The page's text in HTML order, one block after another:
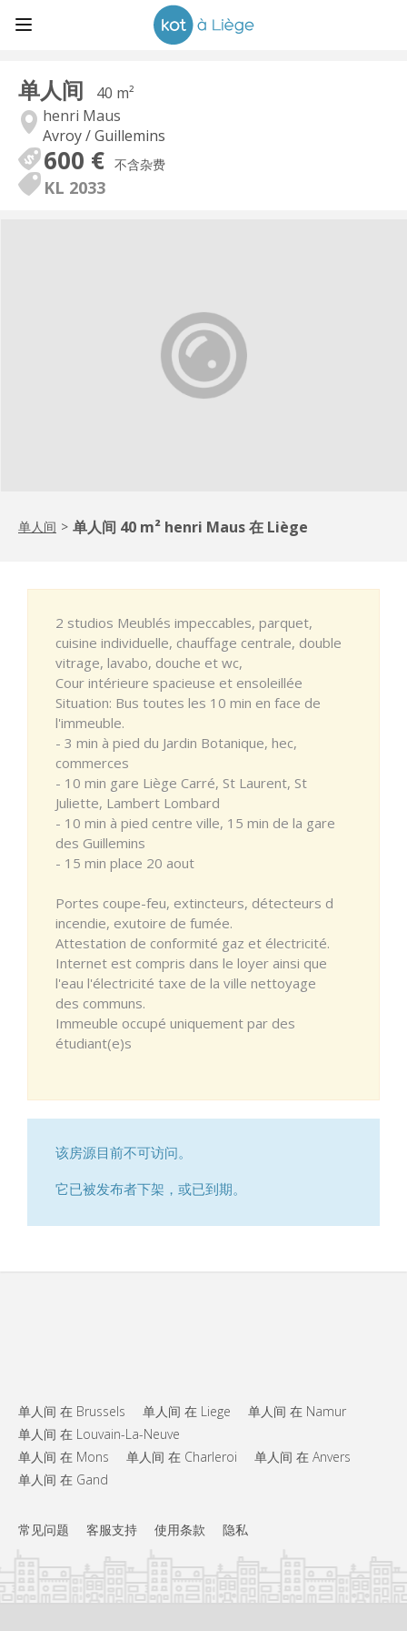
单人间
40 m²
henri Maus
Avroy / Guillemins
600 € 不含杂费
KL 2033
单人间 > 单人间 40 m² henri Maus 在 Liège
2 studios Meublés impeccables, parquet,
cuisine individuelle, chauffage centrale, double
vitrage, lavabo, douche et wc,
Cour intérieure spacieuse et ensoleillée
Situation: Bus toutes les 10 min en face de
l'immeuble.
- 3 min à pied du Jardin Botanique, hec,
commerces
- 10 min gare Liège Carré, St Laurent, St
Juliette, Lambert Lombard
- 10 min à pied centre ville, 15 min de la gare
des Guillemins
- 15 min place 20 aout
Portes coupe-feu, extincteurs, détecteurs d
incendie, exutoire de fumée.
Attestation de conformité gaz et électricité.
Internet est compris dans le loyer ainsi que
l'eau l'électricité taxe de la ville nettoyage
des communs.
Immeuble occupé uniquement par des
étudiant(e)s
该房源目前不可访问。
它已被发布者下架，或已到期。
单人间 在 Brussels 单人间 在 Liege
单人间 在 Namur
单人间 在 Louvain-La-Neuve
单人间 在 Mons
单人间 在 Charleroi
单人间 在 Anvers
单人间 在 Gand
常见问题 客服支持 使用条款 隐私